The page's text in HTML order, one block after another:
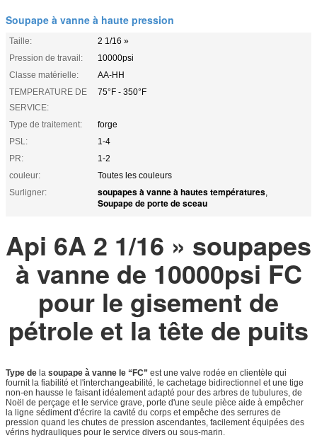
Soupape à vanne à haute pression
Taille:
2 1/16 »
Pression de travail:
10000psi
Classe matérielle:
AA-HH
TEMPERATURE DE
SERVICE:
75°F - 350°F
Type de traitement:
forge
PSL:
1-4
PR:
1-2
couleur:
Toutes les couleurs
Surligner:
soupapes à vanne à hautes températures,
Soupape de porte de sceau
Api 6A 2 1/16 » soupapes
à vanne de 10000psi FC
pour le gisement de
pétrole et la tête de puits
Type de la soupape à vanne le “FC” est une valve rodée en clientèle qui
fournit la fiabilité et l'interchangeabilité, le cachetage bidirectionnel et une tige
non-en hausse le faisant idéalement adapté pour des arbres de tubulures, de
Noël de perçage et le service grave, porte d'une seule pièce aide à empêcher
la ligne sédiment d'écrire la cavité du corps et empêche des serrures de
pression quand les chutes de pression ascendantes, facilement équipées des
vérins hydrauliques pour le service divers ou sous-marin.